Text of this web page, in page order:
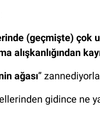
(geçmişte) çok
alışkanlığından
ağası”
gidince ne